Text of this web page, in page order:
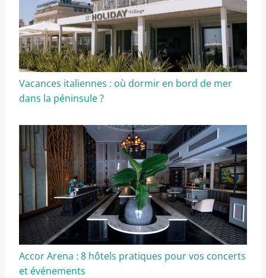
Vacances italiennes : où dormir en bord de mer
dans la péninsule ?
Accor Arena : 8 hôtels pratiques pour vos concerts
et événements